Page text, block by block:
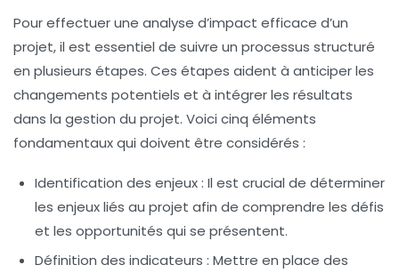
Pour effectuer une analyse d’impact efficace d’un
projet, il est essentiel de suivre un processus structuré
en plusieurs étapes. Ces étapes aident à anticiper les
changements potentiels et à intégrer les résultats
dans la gestion du projet. Voici cinq éléments
fondamentaux qui doivent être considérés :
Identification des enjeux: Il est crucial de déterminer
les enjeux liés au projet afin de comprendre les défis
et les opportunités qui se présentent.
Définition des indicateurs : Mettre en place des